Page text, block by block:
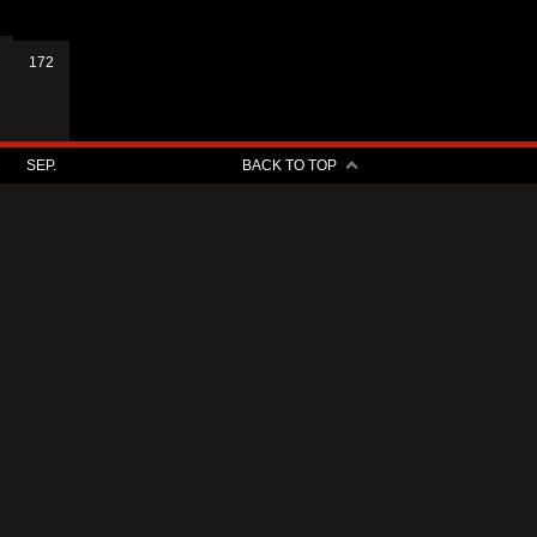
172
SEP. BACK TO TOP